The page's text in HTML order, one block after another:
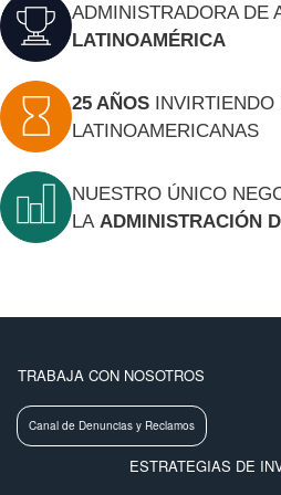
ADMINISTRADORA DE
LATINOAMÉRICA
25 AÑOS INVIRTIENDO
LATINOAMERICANAS
NUESTRO ÚNICO
LA ADMINISTRACIÓN
MENU FOOTER LEFT
TRABAJA CON NOSOTROS
Canal de Denuncias y Reclamos
MENU FOOTER CENTER
ESTRATEGIAS DE